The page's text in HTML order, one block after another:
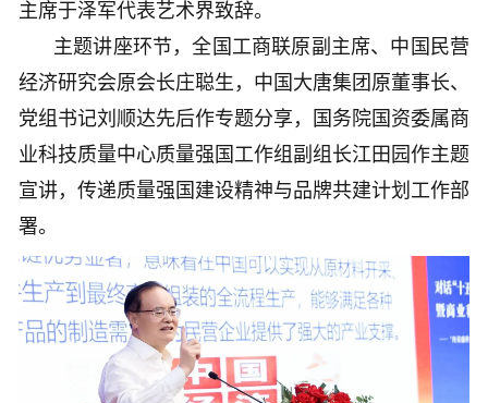
主席于泽军代表艺术界致辞。
主题讲座环节，全国工商联原副主席、中国民营
经济研究会原会长庄聪生，中国大唐集团原董事长、
党组书记刘顺达先后作专题分享，国务院国资委属商
业科技质量中心质量强国工作组副组长江田园作主题
宣讲，传递质量强国建设精神与品牌共建计划工作部
署。